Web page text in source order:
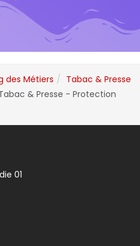
des Métiers
Tabac & Presse
& Presse - Protection